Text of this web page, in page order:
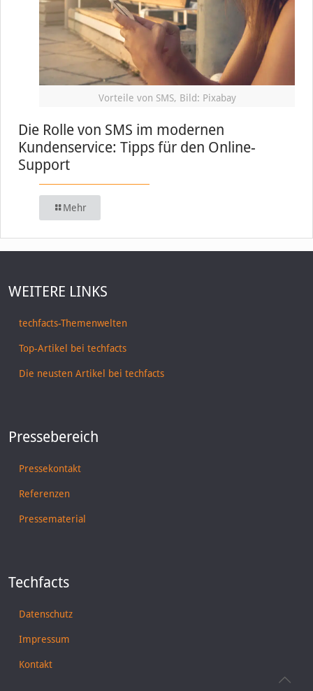
Vorteile von SMS, Bild: Pixabay
Die Rolle von SMS im modernen
Kundenservice: Tipps für den Online-
Support
Mehr
WEITERE LINKS
techfacts-Themenwelten
Top-Artikel bei techfacts
Die neusten Artikel bei techfacts
Pressebereich
Pressekontakt
Referenzen
Pressematerial
Techfacts
Datenschutz
Impressum
Kontakt